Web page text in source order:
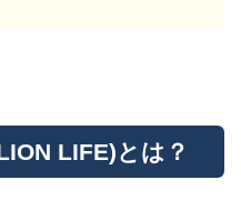
LIFE)とは？